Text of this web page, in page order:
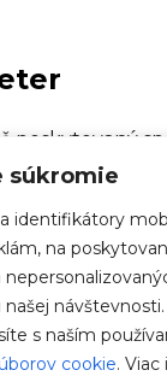
súkromie
identifikátory
na
našej
s naším
cookie.
poskytovaný
toroidné
hlavnom
merať
aj zvyšku
integrovať
energiu.